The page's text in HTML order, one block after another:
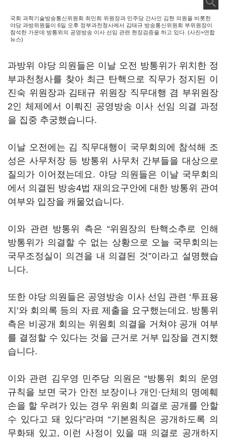
국회 과학기술방송통신위원회 최민희 위원장과 민주당 간사인 김현 의원을 비롯한
야당 과방위원들이 6일 오후 정부과천청사에서 김태규 방송통신위원회 부위원장이
참석한 가운데 방통위의 공영방송 이사 선임 관련 현장검증을 하고 있다. (사진=연합
뉴스)
과방위 야당 의원들은 이날 오전 방통위가 위치한 정
부과천청사를 찾아 최근 탄핵으로 직무가 정지된 이
진숙 위원장과 김태규 위원장 직무대행 겸 부위원장
2인 체제에서 이뤄진 공영방송 이사 선임 의결 과정
을 집중 추궁했습니다.
이날 오전에는 김 직무대행이 국무회의에 참석해 조
성은 사무처장 등 방통위 사무처 간부들을 대상으로
질의가 이어졌는데요. 야당 의원들은 이날 국무회의
에서 의결된 방송4법 재의요구안에 대한 방통위 관여
여부와 입장을 캐물었습니다.
이와 관련 방통위 측은 “위원장의 탄핵소추로 인해
방통위가 의결할 수 없는 상황으로 오늘 국무회의는
국무조정실이 의견을 내 의결된 것”이라고 설명했습
니다.
또한 야당 의원들은 공영방송 이사 선임 관련 ‘투표용
지 ’와 회의록 등의 자료 제출을 요구했는데요. 방통위
측은 비공개 회의는 위원회 의결을 거쳐야 공개 여부
를 결정할 수 있다는 것을 근거로 거부 입장을 견지했
습니다.
이와 관련 김우영 민주당 의원은“방통위 회의 운영
규칙을 보면 국가 안전 보장이나 개인·단체의 명예훼
손을 할 우려가 있는 경우 위원회 의결로 공개를 안할
수 있다고 돼 있다”라며 “기본원칙은 공개하도록 의
무화돼 있고, 이런 사정이 있을 때 의결로 공개하지